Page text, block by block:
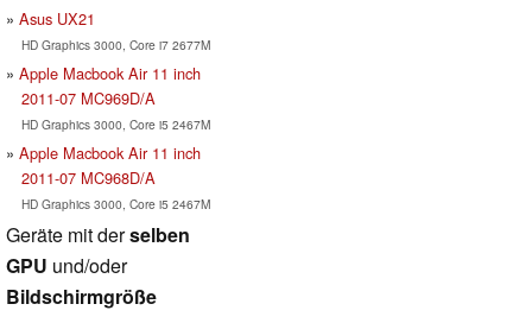
Asus UX21
HD Graphics 3000, Core i7 2677M
Apple Macbook Air 11 inch
2011-07 MC969D/A
HD Graphics 3000, Core i5 2467M
Apple Macbook Air 11 inch
2011-07 MC968D/A
HD Graphics 3000, Core i5 2467M
Geräte mit derselben
GPU und/oder
Bildschirmgröße